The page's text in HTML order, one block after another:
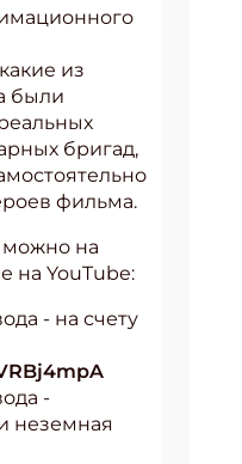
из
были
бригад,
фильма.
можно на
на YouTube:
- на счету
-
неземная